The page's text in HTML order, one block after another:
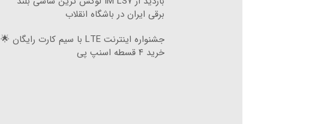
برقی ایران در باشگاه انقلاب
جشنواره اینترنت LTE با سیم کارت رایگان 🌟
خرید ۴ قسطه اسنپ پی